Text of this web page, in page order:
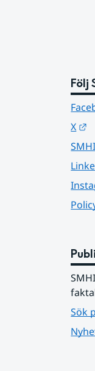
Följ
X
Sök